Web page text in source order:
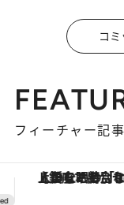
コ
フィーチャー記事
ヴァシュロン・コンスタンタン「オーヴァー